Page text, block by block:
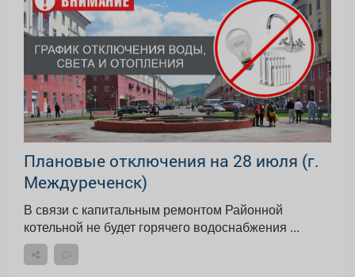
Плановые отключения на 28 июля (г.
Междуреченск)
В связи с капитальным ремонтом Районной
котельной не будет горячего водоснабжения ...